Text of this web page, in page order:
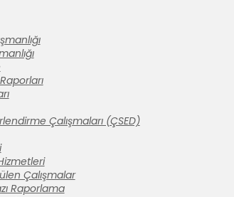
Çalışmaları (ÇSED)
Çalışmalar
Raporlama